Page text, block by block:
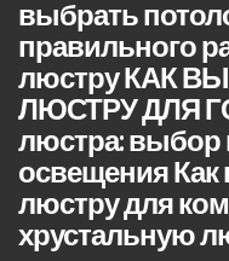
выбрать
правильного
люстру КАК
ЛЮСТРУ ДЛЯ
люстра: выбор
освещения
люстру для
хрустальную